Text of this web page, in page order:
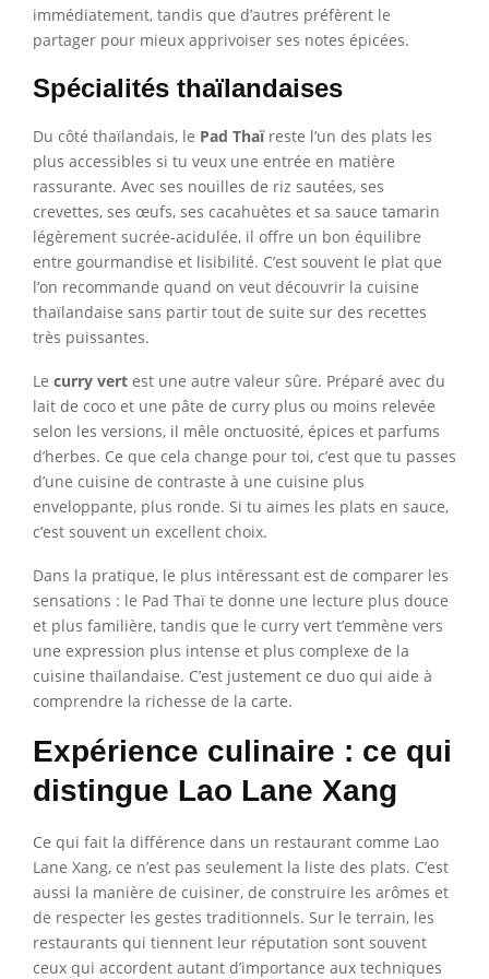
immédiatement, tandis que d’autres préfèrent le
partager pour mieux apprivoiser ses notes épicées.
Spécialités thaïlandaises
Du côté thaïlandais, le Pad Thaïreste l’un des plats les
plus accessibles si tu veux une entrée en matière
rassurante. Avec ses nouilles de riz sautées, ses
crevettes, ses œufs, ses cacahuètes et sa sauce tamarin
légèrement sucrée-acidulée, il offre un bon équilibre
entre gourmandise et lisibilité. C’est souvent le plat que
l’on recommande quand on veut découvrir la cuisine
thaïlandaise sans partir tout de suite sur des recettes
très puissantes.
Le curry vert est une autre valeur sûre. Préparé avec du
lait de coco et une pâte de curry plus ou moins relevée
selon les versions, il mêle onctuosité, épices et parfums
d’herbes. Ce que cela change pour toi, c’est que tu passes
d’une cuisine de contraste à une cuisine plus
enveloppante, plus ronde. Si tu aimes les plats en sauce,
c’est souvent un excellent choix.
Dans la pratique, le plus intéressant est de comparer les
sensations : le Pad Thaï te donne une lecture plus douce
et plus familière, tandis que le curry vert t’emmène vers
une expression plus intense et plus complexe de la
cuisine thaïlandaise. C’est justement ce duo qui aide à
comprendre la richesse de la carte.
Expérience culinaire : ce qui
distingue Lao Lane Xang
Ce qui fait la différence dans un restaurant comme Lao
Lane Xang, ce n’est pas seulement la liste des plats. C’est
aussi la manière de cuisiner, de construire les arômes et
de respecter les gestes traditionnels. Sur le terrain, les
restaurants qui tiennent leur réputation sont souvent
ceux qui accordent autant d’importance aux techniques